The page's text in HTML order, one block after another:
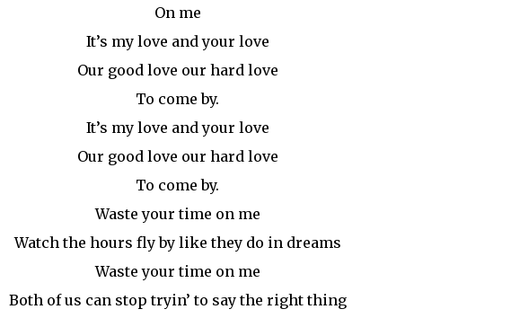
On me
It’s my love and your love
Our good love our hard love
To come by.
It’s my love and your love
Our good love our hard love
To come by.
Waste your time on me
Watch the hours fly by like they do in dreams
Waste your time on me
Both of us can stop tryin’ to say the right thing